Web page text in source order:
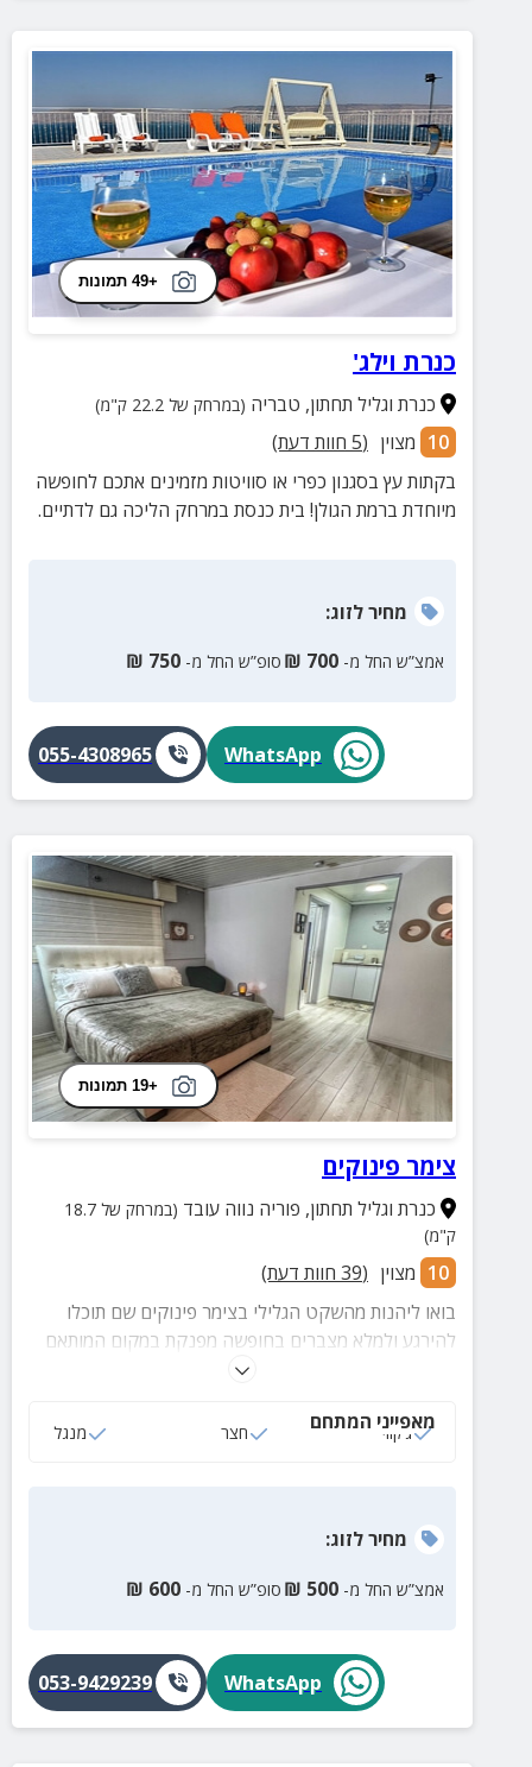
+49 תמונות
כנרת וילג'
כנרת וגליל תחתון, טבריה (במרחק של 22.2 ק"מ)
10 מצוין (
5 חוות דעת)
בקתות עץ בסגנון כפרי או סוויטות מזמינים אתכם לחופשה
מיוחדת ברמת הגולן! בית כנסת במרחק הליכה גם לדתיים.
מחירלזוג:
אמצ”ש החל מ- 700
₪ סופ”ש החל מ- 750
₪
WhatsApp
055-4308965
+19 תמונות
צימר פינוקים
כנרת וגליל תחתון, פוריה נווה עובד
(במרחק של 18.7
ק"מ)
10 מצוין (
39 חוות דעת)
בואו ליהנות מהשקט הגלילי בצימר פינוקים שם תוכלו
להירגע ולמלא מצברים בחופשה מפנקת במקום המותאם
לציבור הדתי ביישוב פוריה. ביישוב ארבעה בתי כנסת.
מאפייני המתחם
ג‘קוזי חצר מנגל
מחירלזוג:
אמצ”ש החל מ- 500
₪ סופ”ש החל מ- 600
₪
WhatsApp
053-9429239